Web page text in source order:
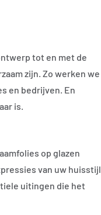
tot en met de
zijn. Zo werken we
en bedrijven. En
is.
op glazen
van uw huisstijl
uitingen die het